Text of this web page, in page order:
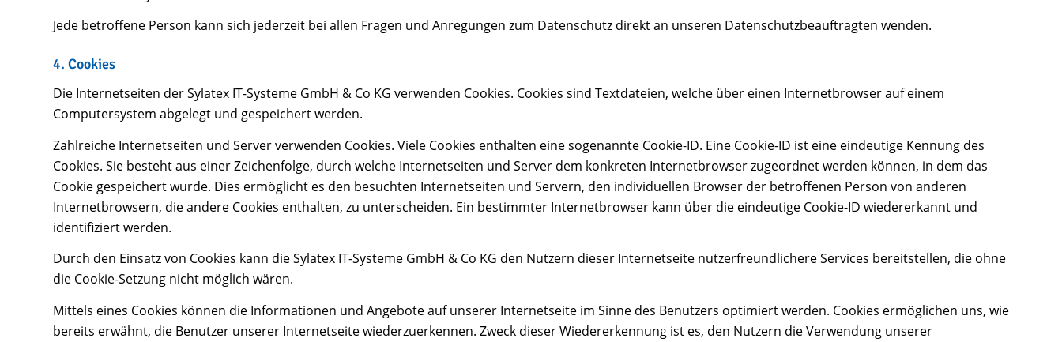
Jede betroffene Person kann sich jederzeit bei allen Fragen und Anregungen zum Datenschutz direkt an unseren Datenschutzbeauftragten wenden.
4. Cookies
Die Internetseiten der Sylatex IT-Systeme GmbH & Co KG verwenden Cookies. Cookies sind Textdateien, welche über einen Internetbrowser auf einem
Computersystem abgelegt und gespeichert werden.
Zahlreiche Internetseiten und Server verwenden Cookies. Viele Cookies enthalten eine sogenannte Cookie-ID. Eine Cookie-ID ist eine eindeutige Kennung des
Cookies. Sie besteht aus einer Zeichenfolge, durch welche Internetseiten und Server dem konkreten Internetbrowser zugeordnet werden können, in dem das
Cookie gespeichert wurde. Dies ermöglicht es den besuchten Internetseiten und Servern, den individuellen Browser der betroffenen Person von anderen
Internetbrowsern, die andere Cookies enthalten, zu unterscheiden. Ein bestimmter Internetbrowser kann über die eindeutige Cookie-ID wiedererkannt und
identifiziert werden.
Durch den Einsatz von Cookies kann die Sylatex IT-Systeme GmbH & Co KG den Nutzern dieser Internetseite nutzerfreundlichere Services bereitstellen, die ohne
die Cookie-Setzung nicht möglich wären.
Mittels eines Cookies können die Informationen und Angebote auf unserer Internetseite im Sinne des Benutzers optimiert werden. Cookies ermöglichen uns, wie
bereits erwähnt, die Benutzer unserer Internetseite wiederzuerkennen. Zweck dieser Wiedererkennung ist es, den Nutzern die Verwendung unserer